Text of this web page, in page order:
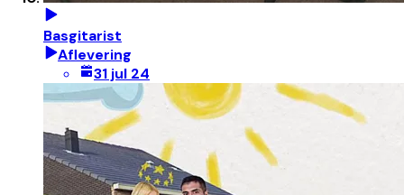
Basgitarist
Aflevering
31 jul 24